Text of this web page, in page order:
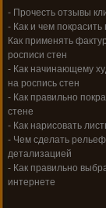
- Прочесть отзывы
- Как и чем покрасить
Как применять
росписи стен
- Как начинающему
на роспись стен
- Как правильно
стене
- Как нарисовать
- Чем сделать
детализацией
- Как правильно
интернете